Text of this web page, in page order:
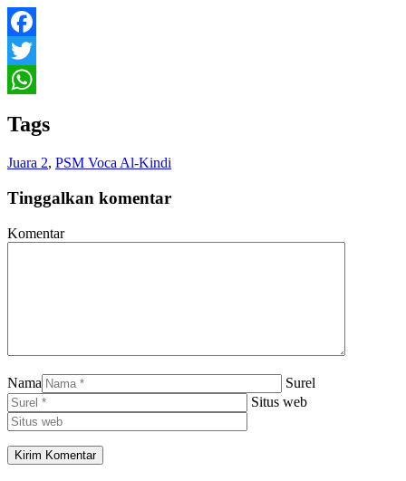
Facebook
Twitter
Tags
Juara 2, PSM Voca Al-Kindi
Tinggalkan komentar
Komentar
Nama
Surel
Situs web